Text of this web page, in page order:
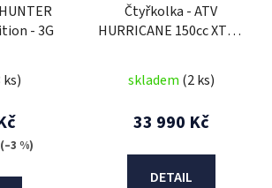
- 3G
ks)
(–3 %)
Čtyřkolka - ATV
HURRICANE 150cc XTR -
skladem (2 ks)
33 990 Kč
DETAIL